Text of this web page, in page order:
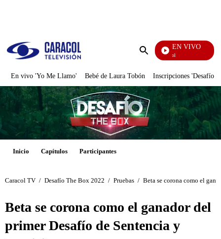
Enviar
EN VIVO
Noticias Caracol
En vivo 'Yo Me Llamo' Bebé de Laura Tobón Inscripciones 'Desafío'
Inicio Capítulos Participantes
Caracol TV / Desafío The Box 2022 / Pruebas / Beta se corona como el
Beta se corona como el ganador del
primer Desafío de Sentencia y